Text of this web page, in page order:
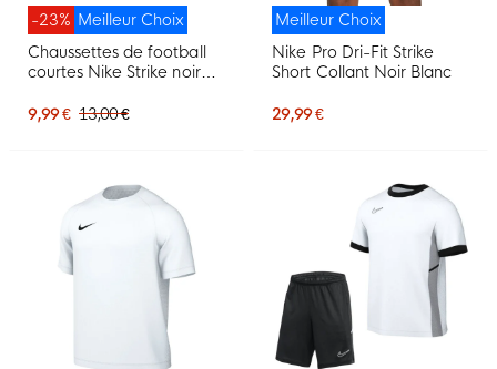
Meilleur Choix
-23%
Chaussettes de football
courtes Nike Strike noires
9,99 € 13,00 €
Meilleur Choix
Nike Pro Dri-Fit Strike
Short Collant Noir Blanc
29,99 €